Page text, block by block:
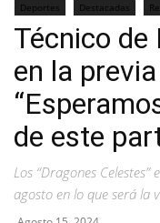
Deportes Destacadas
Técnico de
en la
de este
Los “Dragones
agosto en lo que será la